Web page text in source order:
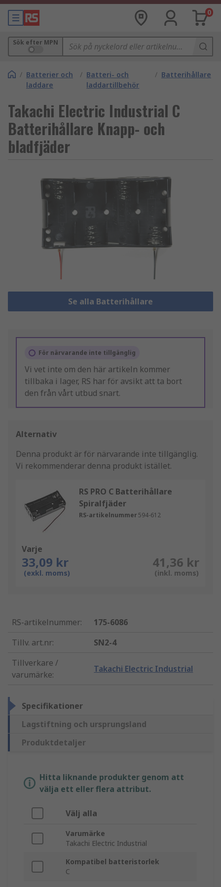
0
Sök efter MPN
/ Batterier och
laddare
/ Batteri- och
laddartillbehör
/ Batterihållare
Takachi Electric Industrial C
Batterihållare Knapp- och
bladfjäder
Se alla Batterihållare
För närvarande inte tillgänglig
Vi vet inte om den här artikeln kommer
tillbaka i lager, RS har för avsikt att ta bort
den från vårt utbud snart.
Alternativ
Denna produkt är för närvarande inte tillgänglig.
Vi rekommenderar denna produkt istället.
RS PRO C Batterihållare
Spiralfjäder
RS-artikelnummer 594-612
Varje
33,09 kr
(exkl. moms)
41,36 kr
(inkl. moms)
RS-artikelnummer:
175-6086
Tillv. art.nr:
SN2-4
Tillverkare /
varumärke:
Takachi Electric Industrial
Specifikationer
Lagstiftning och ursprungsland
Produktdetaljer
Hitta liknande produkter genom att
välja ett eller flera attribut.
Välj alla
Varumärke
Takachi Electric Industrial
Kompatibel batteristorlek
C